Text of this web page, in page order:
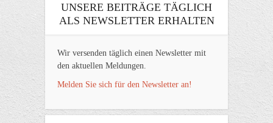
UNSERE BEITRÄGE TÄGLICH
ALS NEWSLETTER ERHALTEN
Wir versenden täglich einen Newsletter mit
den aktuellen Meldungen.
Melden Sie sich für den Newsletter an!